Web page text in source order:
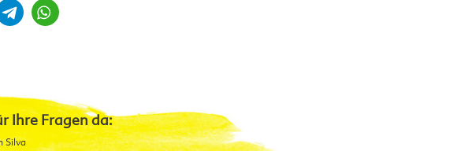
Ihre Fragen da:
Silva